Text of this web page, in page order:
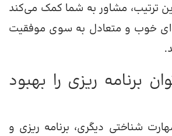
ترتیب، مشاور به شما کمک می‌کند
خوب و متعادل به سوی موفقیت
برنامه ریزی را بهبود
شناختی دیگری، برنامه ریزی و